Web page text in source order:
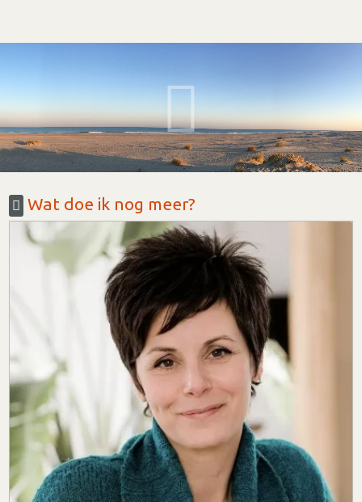
Wat doe ik nog meer?